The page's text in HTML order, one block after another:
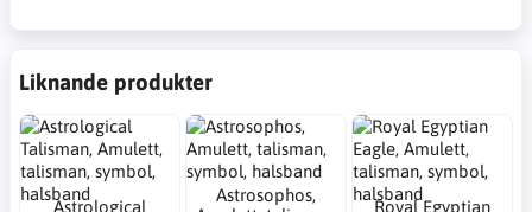
Liknande produkter
Astrological
Astrosophos,
Royal Egyptian